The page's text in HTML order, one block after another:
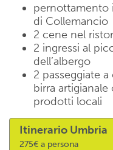
pernottamento
di Collemancio
2 cene nel
2 ingressi al
dell’albergo
2 passeggiate
birra
prodotti locali
Itinerario Umbria
275€ a persona